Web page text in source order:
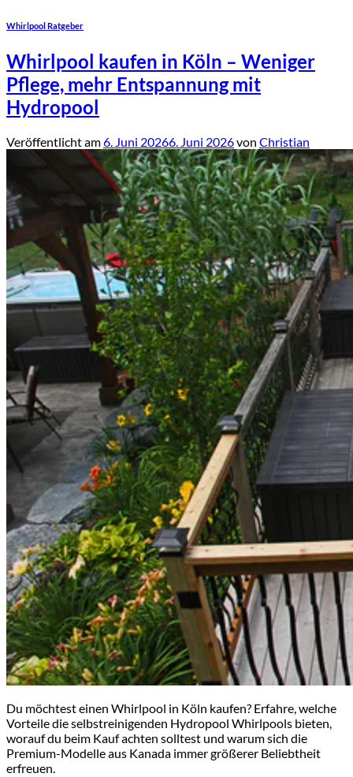
Whirlpool Ratgeber
Whirlpool kaufen in Köln – Weniger
Pflege, mehr Entspannung mit
Hydropool
Veröffentlicht am6. Juni 20266. Juni 2026von Christian
Du möchtest einen Whirlpool in Köln kaufen? Erfahre, welche
Vorteile die selbstreinigenden Hydropool Whirlpools bieten,
worauf du beim Kauf achten solltest und warum sich die
Premium-Modelle aus Kanada immer größerer Beliebtheit
erfreuen.